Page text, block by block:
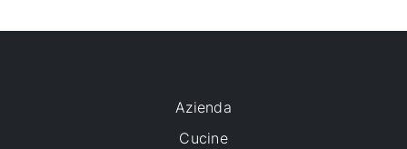
Azienda
Cucine